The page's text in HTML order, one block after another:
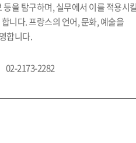
을 탐구하며, 실무에서 이를 적용시
니다. 프랑스의 언어, 문화, 예술을
합니다.
02-2173-2282